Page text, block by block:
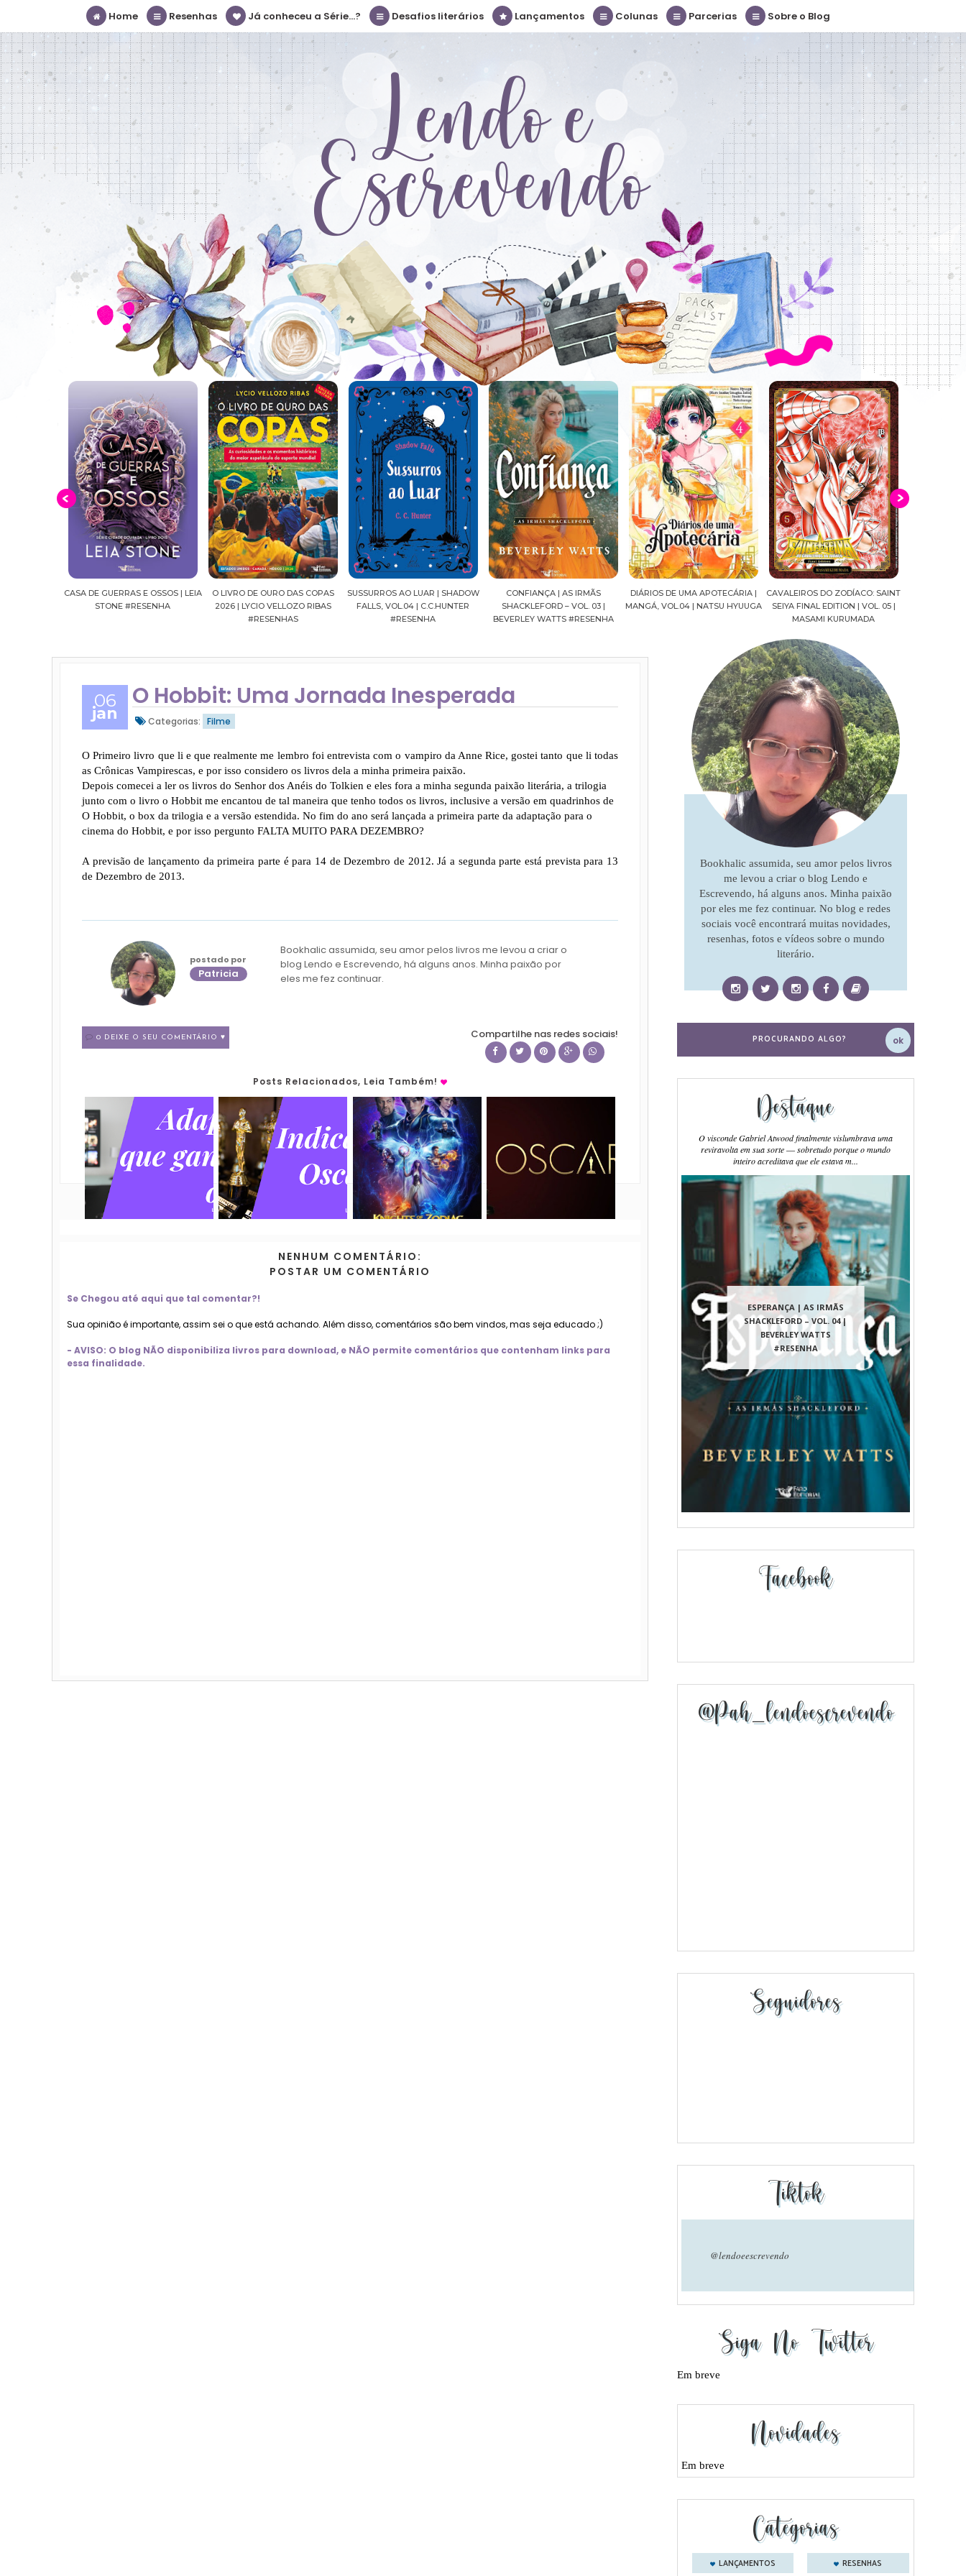
Home Resenhas Já conheceu a Série...? Desafios literários Lançamentos Colunas Parcerias Sobre o Blog
O LIVRO DE OURO DAS COPAS
2026 | LYCIO VELLOZO RIBAS
SUSSURROS AO LUAR | SHADOW
FALLS, VOL.04 | C.C.HUNTER
#RESENHA
CONFIANÇA | AS IRMÃS
SHACKLEFORD – VOL. 03 |
BEVERLEY WATTS #RESENHA
DIÁRIOS DE UMA APOTECÁRIA |
MANGÁ, VOL.04 | NATSU HYUUGA
CAVALEIROS DO ZODÍACO: SAINT
SEIYA FINAL EDITION | VOL. 05 |
CROWN OF WAR AND SHADOW |
J.R.WARD #RESENHA
06
jan
O Hobbit: Uma Jornada Inesperada
Categorias: Filme
O Primeiro livro que li e que realmente me lembro foi entrevista com o vampiro da Anne Rice, gostei tanto que li todas
as Crônicas Vampirescas, e por isso considero os livros dela a minha primeira paixão.
Depois comecei a ler os livros do Senhor dos Anéis do Tolkien e eles fora a minha segunda paixão literária, a trilogia
junto com o livro o Hobbit me encantou de tal maneira que tenho todos os livros, inclusive a versão em quadrinhos de
O Hobbit, o box da trilogia e a versão estendida. No fim do ano será lançada a primeira parte da adaptação para o
cinema do Hobbit, e por isso pergunto FALTA MUITO PARA DEZEMBRO?
A previsão de lançamento da primeira parte é para 14 de Dezembro de 2012. Já a segunda parte está prevista para 13
de Dezembro de 2013.
postado por
Patricia
Bookhalic assumida, seu amor pelos livros me levou a criar o
blog Lendo e Escrevendo, há alguns anos. Minha paixão por
eles me fez continuar.
0 DEIXE O SEU COMENTÁRIO ♥ Compartilhe nas redes sociais!
Posts Relacionados, Leia Também!
NENHUM COMENTÁRIO:
POSTAR UM COMENTÁRIO
Se Chegou até aqui que tal comentar?!
Sua opinião é importante, assim sei o que está achando. Além disso, comentários são bem vindos, mas seja educado ;)
- AVISO: O blog NÃO disponibiliza livros para download, e NÃO permite comentários que contenham links para
essa finalidade.
Bookhalic assumida, seu amor pelos livros
me levou a criar o blog Lendo e
Escrevendo, há alguns anos. Minha paixão
por eles me fez continuar. No blog e redes
sociais você encontrará muitas novidades,
resenhas, fotos e vídeos sobre o mundo
literário.
Destaque
ESPERANÇA | AS IRMÃS
SHACKLEFORD – VOL. 04 |
BEVERLEY WATTS
#RESENHA
O visconde Gabriel Atwood finalmente vislumbrava uma
reviravolta em sua sorte ― sobretudo porque o mundo
inteiro acreditava que ele estava m...
Facebook
@pah_lendoescrevendo
Seguidores
Tiktok
@lendoeescrevendo
Siga No Twitter
Em breve
Novidades
Em breve
Categorias
LANÇAMENTOS RESENHAS